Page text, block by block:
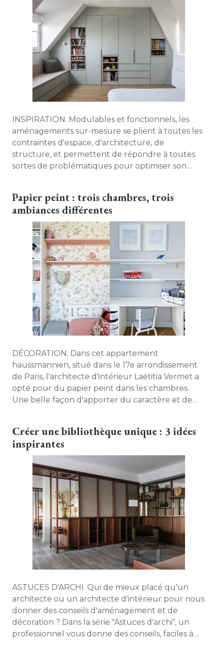
INSPIRATION. Modulables et fonctionnels, les
aménagements sur-mesure se plient à toutes les
contraintes d'espace, d'architecture, de
structure, et permettent de répondre à toutes
sortes de problématiques pour optimiser son
Papier peint : trois chambres, trois
ambiances différentes
DÉCORATION. Dans cet appartement
haussmannien, situé dans le 17e arrondissement
de Paris, l'architecte d'intérieur Laëtitia Vermet a
opté pour du papier peint dans les chambres.
Une belle façon d'apporter du caractère et de
Créer une bibliothèque unique : 3 idées
inspirantes
ASTUCES D'ARCHI. Qui de mieux placé qu'un
architecte ou un architecte d'intérieur pour nous
donner des conseils d'aménagement et de
décoration ? Dans la série "Astuces d'archi", un
professionnel vous donne des conseils, faciles à